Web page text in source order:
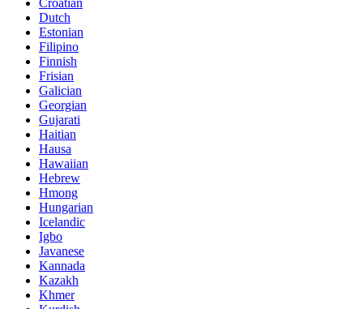
Croatian
Dutch
Estonian
Filipino
Finnish
Frisian
Galician
Georgian
Gujarati
Haitian
Hausa
Hawaiian
Hebrew
Hmong
Hungarian
Icelandic
Igbo
Javanese
Kannada
Kazakh
Khmer